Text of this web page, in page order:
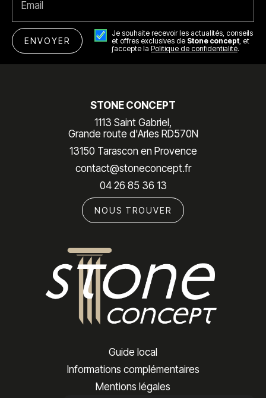
Email
Je souhaite recevoir les actualités, conseils
et offres exclusives de Stone concept, et
j’accepte la Politique de confidentialité.
STONE CONCEPT
1113 Saint Gabriel,
Grande route d'Arles RD570N
13150 Tarascon en Provence
contact@stoneconcept.fr
04 26 85 36 13
NOUS TROUVER
Guide local
Informations complémentaires
Mentions légales